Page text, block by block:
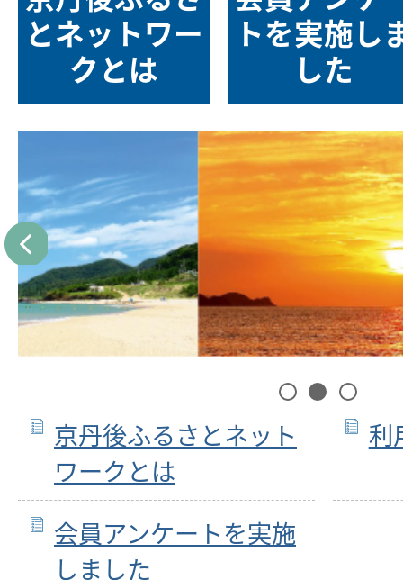
ッ
ト
ワ
ー
ク
とネットワー
クとは
トを実施し
した
Prev
1 2
3
京丹後ふるさとネット
ワークとは
利
会員アンケートを実施
しました